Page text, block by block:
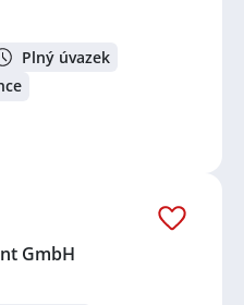
Plný úvazek
GmbH